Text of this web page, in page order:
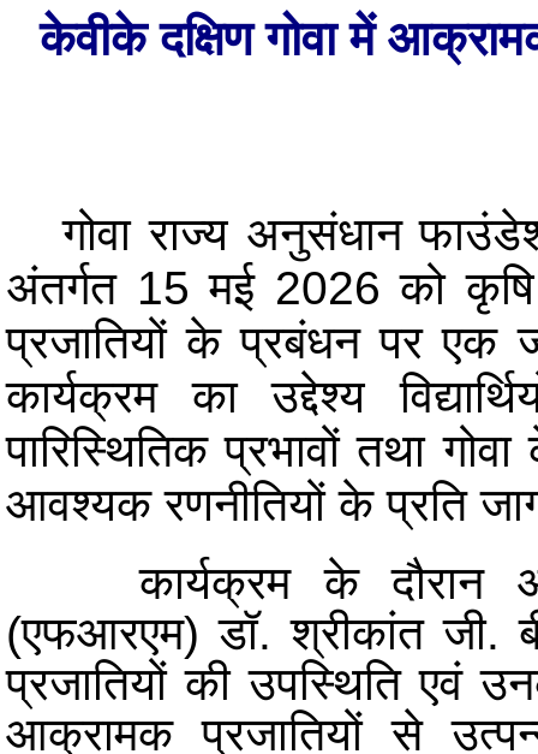
केवीके दक्षिण गोवा में
गोवा राज्य अनुसंधान
अंतर्गत 15 मई 2026 को कृषि
प्रजातियों के प्रबंधन पर एक
कार्यक्रम का उद्देश्य
पारिस्थितिक प्रभावों तथा
आवश्यक रणनीतियों के प्रति
कार्यक्रम के दौरान
(एफआरएम) डॉ. श्रीकांत जी.
प्रजातियों की उपस्थिति एवं
आक्रामक प्रजातियों से